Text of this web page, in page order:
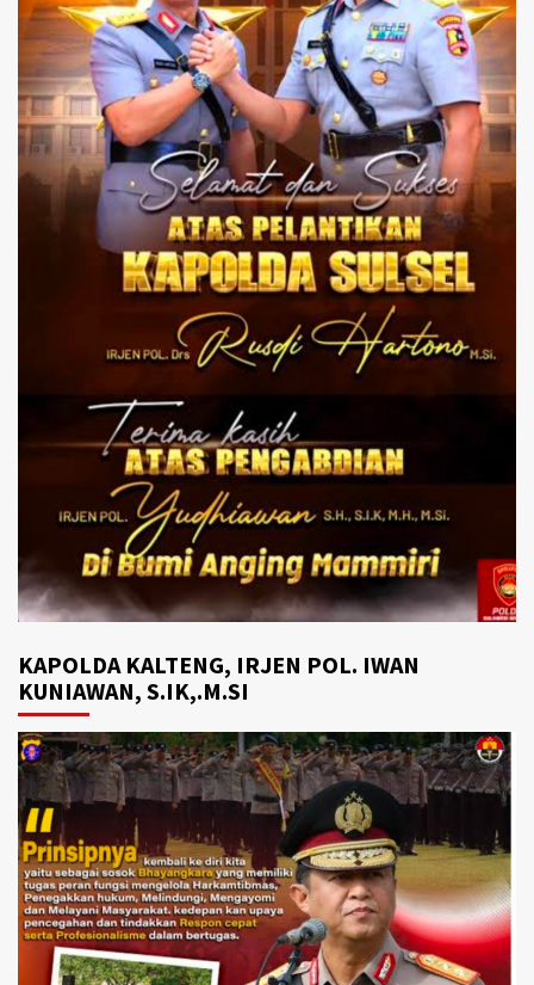
KAPOLDA KALTENG, IRJEN POL. IWAN
KUNIAWAN, S.IK,.M.SI